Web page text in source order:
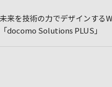
未来を技術の力でデザインする
「docomo Solutions PLUS」